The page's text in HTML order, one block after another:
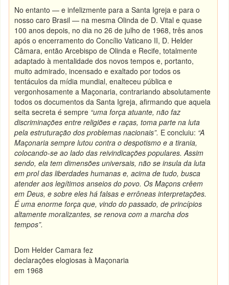
No entanto — e infelizmente para a Santa Igreja e para o
nosso caro Brasil — na mesma Olinda de D. Vital e quase
100 anos depois, no dia no 26 de julho de 1968, três anos
após o encerramento do Concílio Vaticano II, D. Helder
Câmara, então Arcebispo de Olinda e Recife, totalmente
adaptado à mentalidade dos novos tempos e, portanto,
muito admirado, incensado e exaltado por todos os
tentáculos da mídia mundial, enalteceu pública e
vergonhosamente a Maçonaria, contrariando absolutamente
todos os documentos da Santa Igreja, afirmando que aquela
seita secreta é sempre “uma força atuante, não faz
discriminações entre religiões e raças, toma parte na luta
pela estruturação dos problemas nacionais”. E concluiu: “A
Maçonaria sempre lutou contra o despotismo e a tirania,
colocando-se ao lado das reivindicações populares. Assim
sendo, ela tem dimensões universais, não se insula da luta
em prol das liberdades humanas e, acima de tudo, busca
atender aos legítimos anseios do povo. Os Maçons crêem
em Deus, e sobre eles há falsas e errôneas interpretações.
É uma enorme força que, vindo do passado, de princípios
altamente moralizantes, se renova com a marcha dos
tempos”.
Dom Helder Camara fez
declarações elogiosas à Maçonaria
em 1968